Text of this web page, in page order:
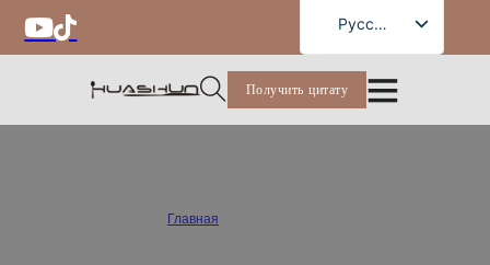
Russian
Русский
English
French
Получить цитату
Главная